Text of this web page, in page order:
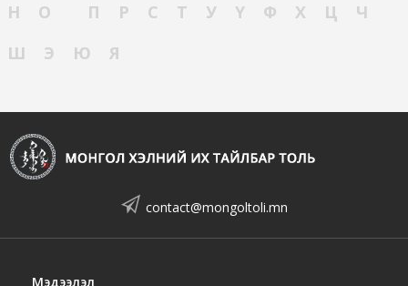
Н
О П Р С Т У Ү Ф Х Ц
Ч
Ш
Э Ю Я
contact@mongoltoli.mn
Мэдээлэл